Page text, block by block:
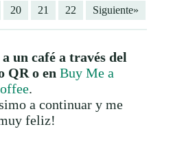
20 21 22 Siguiente»
un café a través del
QR o en Buy Me a
.
a continuar y me
feliz!